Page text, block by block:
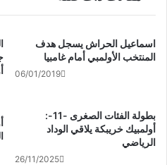
اسماعيل الحراش يسجل هدف
المنتخب الأولمبي أمام غامبيا
06/01/2019
بطولة الفئات الصغرى -11-:
أولمبيك خريبكة يلاقي الوداد
الرياضي
26/11/2025